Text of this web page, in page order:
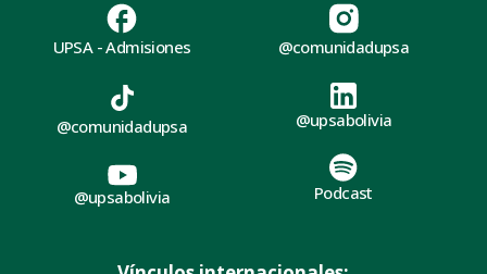
UPSA - Admisiones @comunidadupsa
@comunidadupsa
@upsabolivia
@upsabolivia
Podcast